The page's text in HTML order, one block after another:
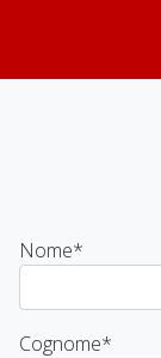
Nome*
Cognome*